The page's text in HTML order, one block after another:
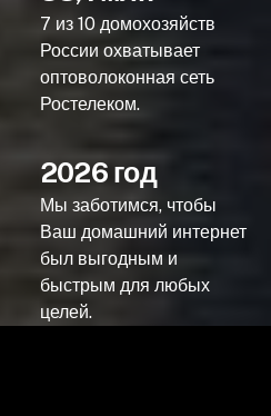
7 из 10 домохозяйств
России охватывает
оптоволоконная сеть
Ростелеком.
2026 год
Мы заботимся, чтобы
Ваш домашний интернет
был выгодным и
быстрым для любых
целей.